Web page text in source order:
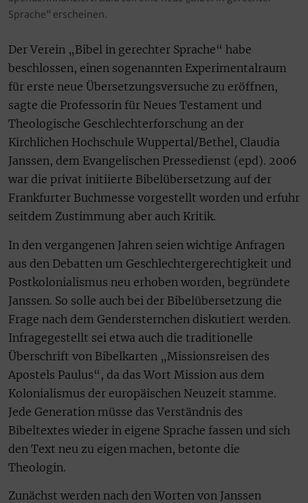
Sprache“ erscheinen.
Der Verein „Bibel in gerechter Sprache“ habe
beschlossen, einen sogenannten Experimentalraum
für erste neue Übersetzungsversuche zu eröffnen,
sagte die Professorin für Neues Testament und
Theologische Geschlechterforschung an der
Kirchlichen Hochschule Wuppertal/Bethel, Claudia
Janssen, dem Evangelischen Pressedienst (epd). 2006
war die privat initiierte Bibelübersetzung auf der
Frankfurter Buchmesse vorgestellt worden und erfuhr
seitdem Zustimmung aber auch Kritik.
In den vergangenen Jahren seien wichtige Anfragen
aus den Debatten um Geschlechtergerechtigkeit und
Postkolonialismus neu erhoben worden, begründete
Janssen. So solle auch bei der Bibelübersetzung die
Frage nach dem Gendersternchen diskutiert werden.
Infragegestellt sei etwa auch die traditionelle
Überschrift von Bibelkarten „Missionsreisen des
Apostels Paulus“, da das Wort Mission aus dem
Kolonialismus der europäischen Neuzeit stamme.
Jede Generation müsse das Verständnis des
Bibeltextes wieder in eigene Sprache fassen und sich
den Text neu zu eigen machen, betonte die
Theologin.
Zunächst werden nach den Worten von Janssen